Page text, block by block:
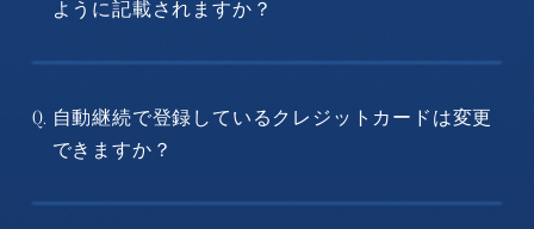
ように記載されますか？
Q. 自動継続で登録しているクレジットカードは変更
できますか？